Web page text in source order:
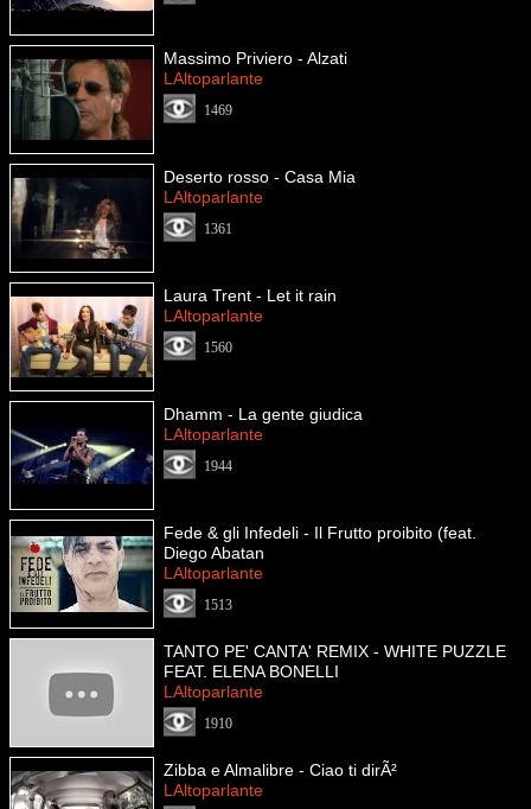
Massimo Priviero - Alzati
LAltoparlante
1469
Deserto rosso - Casa Mia
LAltoparlante
1361
Laura Trent - Let it rain
LAltoparlante
1560
Dhamm - La gente giudica
LAltoparlante
1944
Fede & gli Infedeli - Il Frutto proibito (feat.
Diego Abatan
LAltoparlante
1513
TANTO PE' CANTA' REMIX - WHITE PUZZLE
FEAT. ELENA BONELLI
LAltoparlante
1910
Zibba e Almalibre - Ciao ti dirÃ²
LAltoparlante